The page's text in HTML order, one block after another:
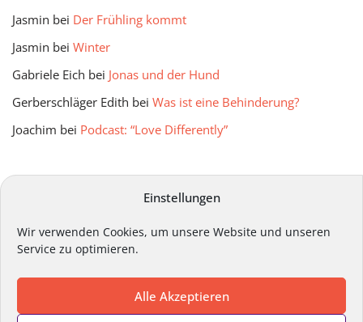
Einstellungen
Wir verwenden Cookies, um unsere Website und unseren
Service zu optimieren.
Alle Akzeptieren
Jasmin bei Der Frühling kommt
Jasmin bei Winter
Gabriele Eich bei Jonas und der Hund
Gerberschläger Edith bei Was ist eine Behinderung?
Joachim bei Podcast: “Love Differently”